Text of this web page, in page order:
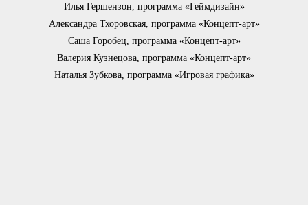
Илья Гершензон, программа «Геймдизайн»
Александра Тхоровская, программа «Концепт-арт»
Саша Горобец, программа «Концепт-арт»
Валерия Кузнецова, программа «Концепт-арт»
Наталья Зубкова, программа «Игровая графика»